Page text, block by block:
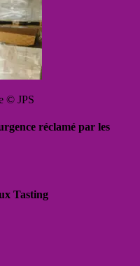
© JPS
réclamé par les
Tasting